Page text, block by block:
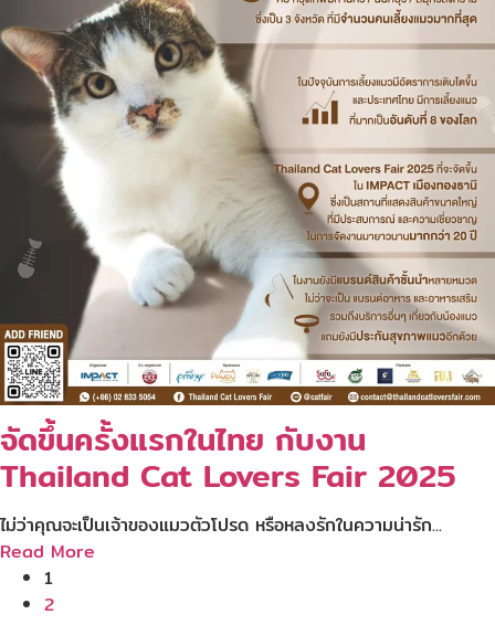
จัดขึ้นครั้งแรกในไทย กับงาน
Thailand Cat Lovers Fair 2025
ไม่ว่าคุณจะเป็นเจ้าของแมวตัวโปรด หรือหลงรักในความน่ารัก...
Read More
1
2